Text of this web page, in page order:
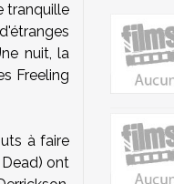
tranquille
nuit, la
Freeling
à faire
ont